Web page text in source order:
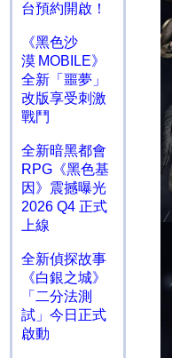
台預約開啟！
《黑色沙
漠 MOBILE》
全新「噩夢」
改版享受刺激
戰鬥
全新暗黑都會
RPG《黑色基
因》震撼曝光
2026 Q4 正式
上線
全新偵探故事
《白銀之城》
「二分法測
試」今日正式
啟動